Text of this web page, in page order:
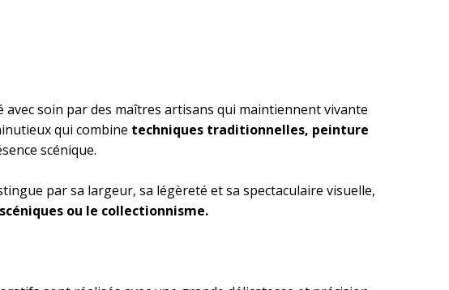
avec soin par des maîtres artisans qui maintiennent vivante
qui combine techniques traditionnelles, peinture
scénique.
par sa largeur, sa légèreté et sa spectaculaire visuelle,
ou le collectionnisme.